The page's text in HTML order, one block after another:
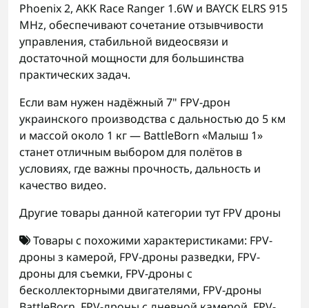
Phoenix 2, AKK Race Ranger 1.6W и BAYCK ELRS 915
MHz, обеспечивают сочетание отзывчивости
управления, стабильной видеосвязи и
достаточной мощности для большинства
практических задач.
Если вам нужен надёжный 7" FPV-дрон
украинского производства с дальностью до 5 км
и массой около 1 кг — BattleBorn «Малыш 1»
станет отличным выбором для полётов в
условиях, где важны прочность, дальность и
качество видео.
Другие товары данной категории тутFPV дроны
Товары с похожими характеристиками: FPV-
дроны з камерой, FPV-дроны разведки, FPV-
дроны для съемки, FPV-дроны с
бесколлекторными двигателями, FPV-дроны